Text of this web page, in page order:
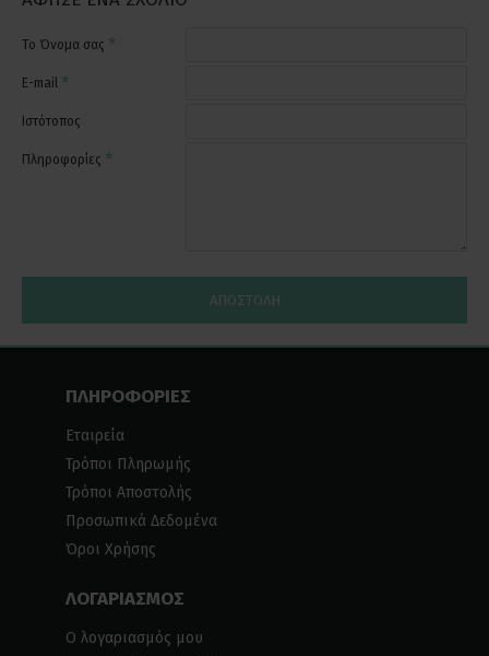
Το Όνομα σας
E-mail
Ιστότοπος
Πληροφορίες
ΑΠΟΣΤΟΛΉ
ΠΛΗΡΟΦΟΡΙΕΣ
Εταιρεία
Τρόποι Πληρωμής
Τρόποι Αποστολής
Προσωπικά Δεδομένα
Όροι Χρήσης
ΛΟΓΑΡΙΑΣΜΟΣ
Ο λογαριασμός μου